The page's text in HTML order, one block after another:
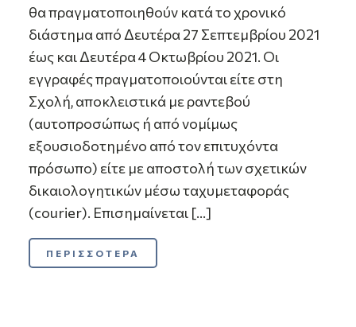
θα πραγματοποιηθούν κατά το χρονικό
διάστημα από Δευτέρα 27 Σεπτεμβρίου 2021
έως και Δευτέρα 4 Οκτωβρίου 2021. Οι
εγγραφές πραγματοποιούνται είτε στη
Σχολή, αποκλειστικά με ραντεβού
(αυτοπροσώπως ή από νομίμως
εξουσιοδοτημένο από τον επιτυχόντα
πρόσωπο) είτε με αποστολή των σχετικών
δικαιολογητικών μέσω ταχυμεταφοράς
(courier). Επισημαίνεται […]
ΠΕΡΙΣΣΟΤΕΡΑ